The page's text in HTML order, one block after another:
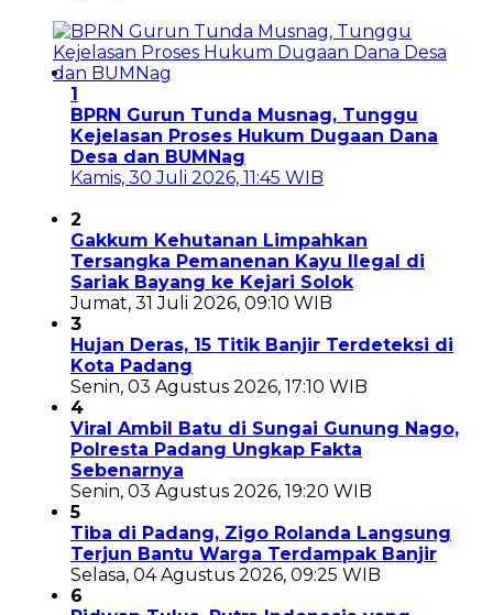
1
BPRN Gurun Tunda Musnag, Tunggu
Kejelasan Proses Hukum Dugaan Dana
Desa dan BUMNag
Kamis, 30 Juli 2026, 11:45 WIB
2
Gakkum Kehutanan Limpahkan
Tersangka Pemanenan Kayu Ilegal di
Sariak Bayang ke Kejari Solok
Jumat, 31 Juli 2026, 09:10 WIB
3
Hujan Deras, 15 Titik Banjir Terdeteksi di
Kota Padang
Senin, 03 Agustus 2026, 17:10 WIB
4
Viral Ambil Batu di Sungai Gunung Nago,
Polresta Padang Ungkap Fakta
Sebenarnya
Senin, 03 Agustus 2026, 19:20 WIB
5
Tiba di Padang, Zigo Rolanda Langsung
Terjun Bantu Warga Terdampak Banjir
Selasa, 04 Agustus 2026, 09:25 WIB
6